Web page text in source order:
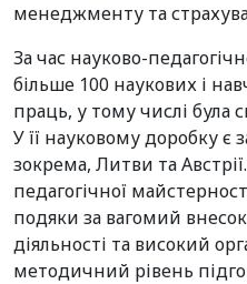
менеджменту та
За час науково-
більше 100 наукових і
праць, у тому числі була
У її науковому доробку є
зокрема, Литви та
педагогічної
подяки за вагомий
діяльності та високий
методичний рівень